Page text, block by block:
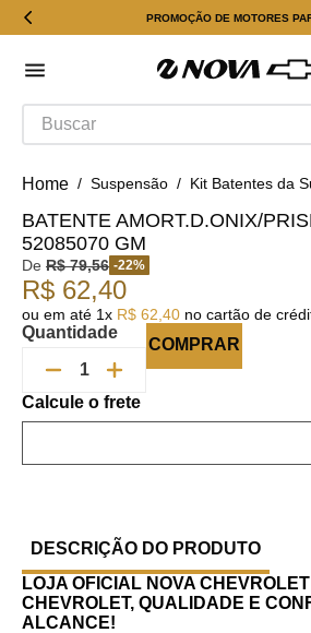
PROMOÇÃO DE MOTORES
Buscar
Suspensão Kit Batentes da
BATENTE AMORT.D.ONIX/
52085070 GM
De R$ 79,56 -22%
R$ 62,40
ou em até 1x R$ 62 40 no cartão de
Quantidade
COMPRAR
DESCRIÇÃO DO PRODUTO
LOJA OFICIAL NOVA CHEVROLET
CHEVROLET, QUALIDADE E
ALCANCE!